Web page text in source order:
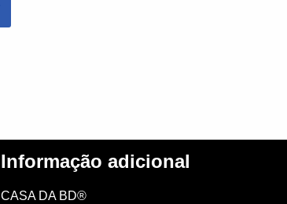
Informação adicional
CASA DA BD®